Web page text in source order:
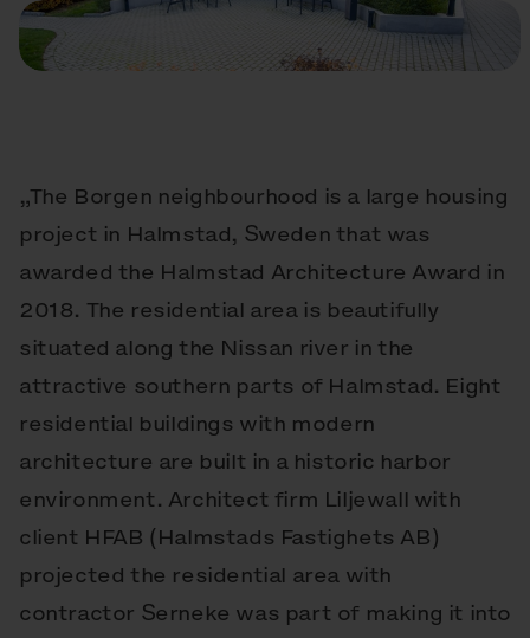
„The Borgen neighbourhood is a large housing
project in Halmstad, Sweden that was
awarded the Halmstad Architecture Award in
2018. The residential area is beautifully
situated along the Nissan river in the
attractive southern parts of Halmstad. Eight
residential buildings with modern
architecture are built in a historic harbor
environment. Architect firm Liljewall with
client HFAB (Halmstads Fastighets AB)
projected the residential area with
contractor Serneke was part of making it into